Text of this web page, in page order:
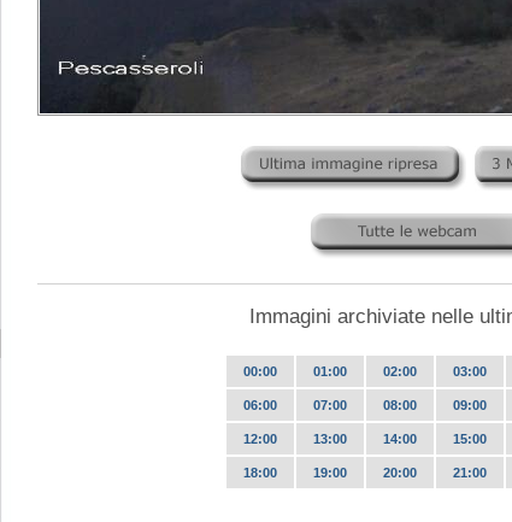
Immagini archiviate nelle
00:00 01:00 02:00 03:00
06:00 07:00 08:00 09:00
12:00 13:00 14:00 15:00
18:00 19:00 20:00 21:00